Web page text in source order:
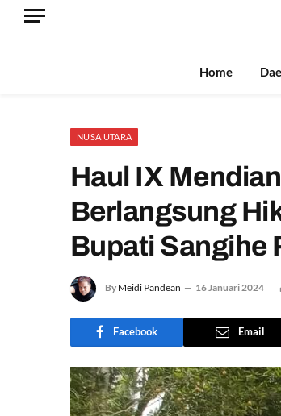
Home
NUSA UTARA
Haul IX
Berlangsung
Bupati Sangihe
By Meidi Pandean 16 Januari 2024
Facebook Email